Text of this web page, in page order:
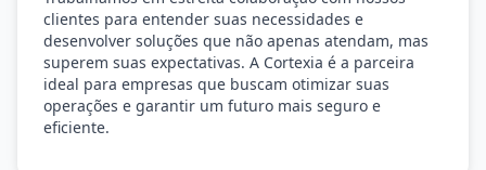
clientes para entender suas necessidades e
desenvolver soluções que não apenas atendam, mas
superem suas expectativas. A Cortexia é a parceira
ideal para empresas que buscam otimizar suas
operações e garantir um futuro mais seguro e
eficiente.